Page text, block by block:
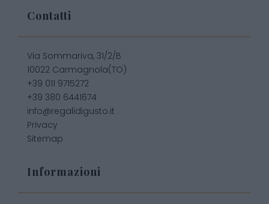
Contatti
Via Sommariva, 31/2/B
10022 Carmagnola(TO)
+39 011 9715272
+39 380 6441674
info@regalidigusto.it
Privacy
Sitemap
Informazioni